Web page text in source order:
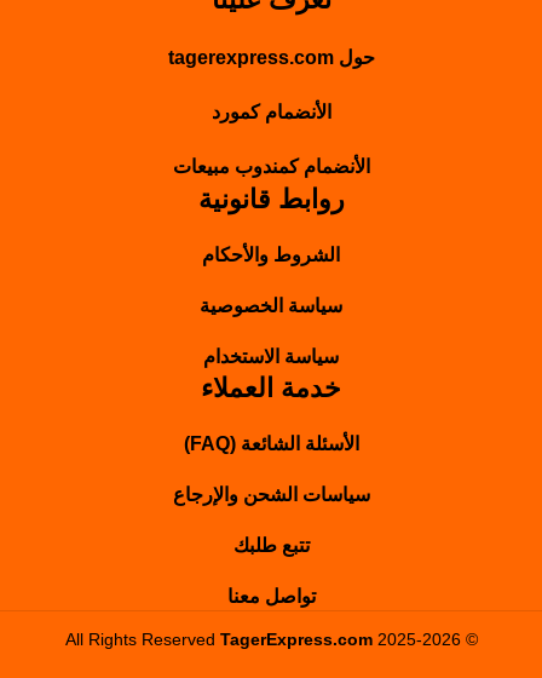
حول tagerexpress.com
الأنضمام كمورد
الأنضمام كمندوب مبيعات
روابط قانونية
الشروط والأحكام
سياسة الخصوصية
سياسة الاستخدام
خدمة العملاء
الأسئلة الشائعة (FAQ)
سياسات الشحن والإرجاع
تتبع طلبك
تواصل معنا
© All Rights Reserved
TagerExpress.com 2025-2026